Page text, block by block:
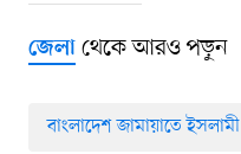
জেলাথেকে আরও পড়ুন
বাংলাদেশ জামায়াতে ইসলামী